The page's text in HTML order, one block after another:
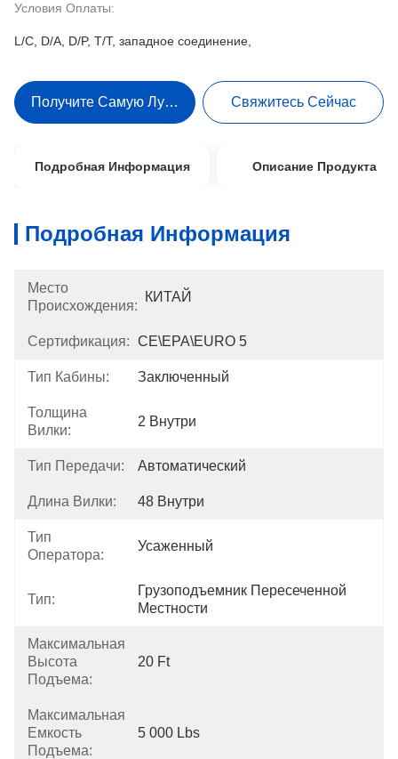
Условия Оплаты:
L/C, D/A, D/P, T/T, западное соединение,
Получите Самую Лучшую ЦенуСвяжитесь Сейчас
Подробная Информация Описание Продукта
Подробная Информация
Место
Происхождения:
КИТАЙ
Сертификация: CE\EPA\EURO 5
Тип Кабины: Заключенный
Толщина
Вилки:
2 Внутри
Тип Передачи: Автоматический
Длина Вилки: 48 Внутри
Тип
Оператора:
Усаженный
Тип:
Грузоподъемник Пересеченной
Местности
Максимальная
Высота
Подъема:
20 Ft
Максимальная
Емкость
Подъема:
5 000 Lbs